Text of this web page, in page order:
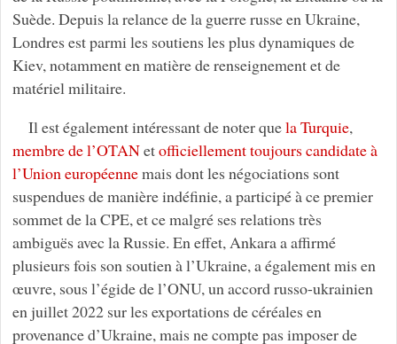
Suède. Depuis la relance de la guerre russe en Ukraine,
Londres est parmi les soutiens les plus dynamiques de
Kiev, notamment en matière de renseignement et de
matériel militaire.
Il est également intéressant de noter quela Turquie,
membre de l’OTANetofficiellement toujours candidate à
l’Union européennemais dont les négociations sont
suspendues de manière indéfinie, a participé à ce premier
sommet de la CPE, et ce malgré ses relations très
ambiguës avec la Russie. En effet, Ankara a affirmé
plusieurs fois son soutien à l’Ukraine, a également mis en
œuvre, sous l’égide de l’ONU, un accord russo-ukrainien
en juillet 2022 sur les exportations de céréales en
provenance d’Ukraine, mais ne compte pas imposer de